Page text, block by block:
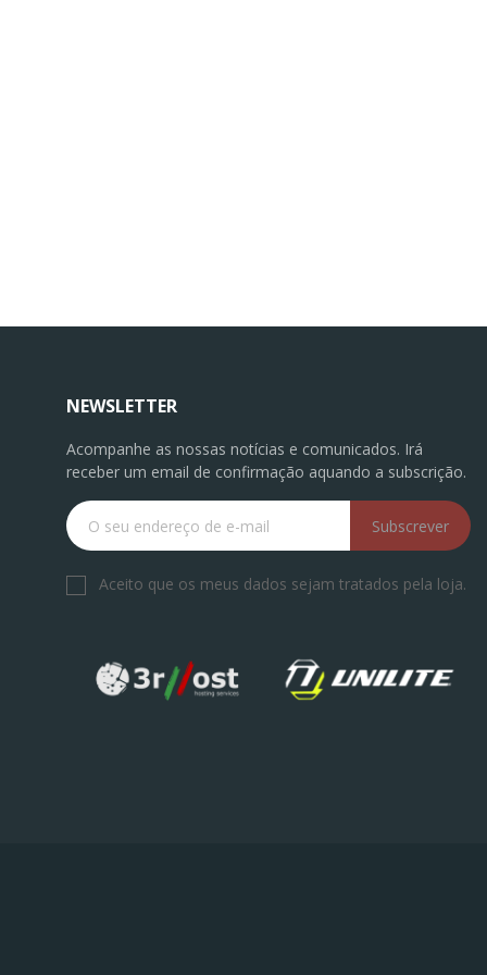
NEWSLETTER
Acompanhe as nossas notícias e comunicados. Irá
receber um email de confirmação aquando a subscrição.
Subscrever
Aceito que os meus dados sejam tratados pela loja.